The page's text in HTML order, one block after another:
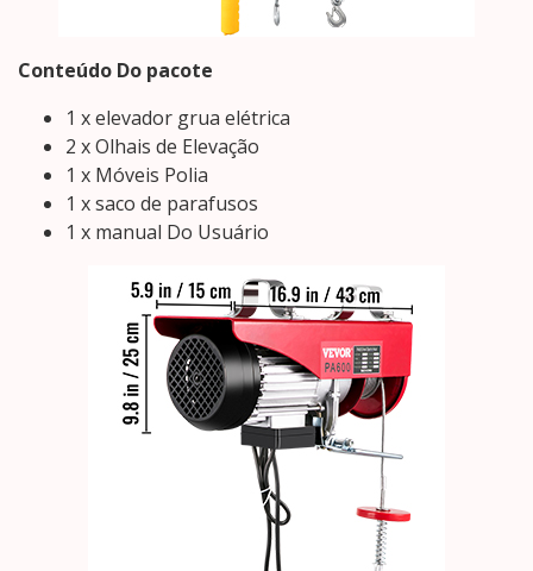
Conteúdo Do pacote
1 x elevador grua elétrica
2 x Olhais de Elevação
1 x Móveis Polia
1 x saco de parafusos
1 x manual Do Usuário